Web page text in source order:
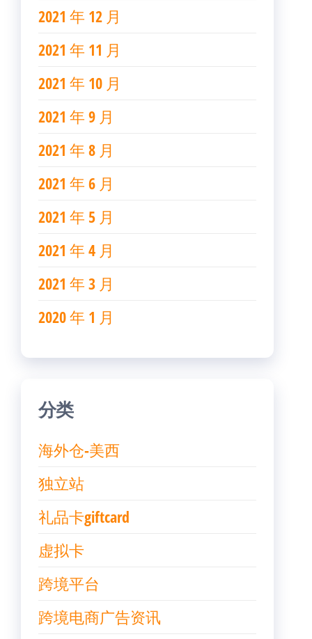
2021 年 12 月
2021 年 11 月
2021 年 10 月
2021 年 9 月
2021 年 8 月
2021 年 6 月
2021 年 5 月
2021 年 4 月
2021 年 3 月
2020 年 1 月
分类
海外仓-美西
独立站
礼品卡giftcard
虚拟卡
跨境平台
跨境电商广告资讯